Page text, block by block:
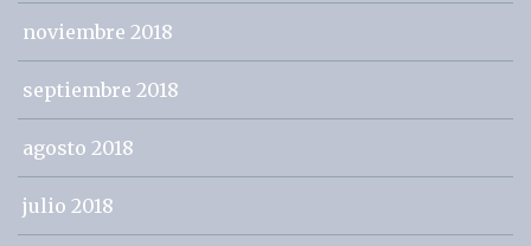
noviembre 2018
septiembre 2018
agosto 2018
julio 2018